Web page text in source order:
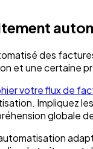
des
et une certaine
votre flux de
Impliquez
globale